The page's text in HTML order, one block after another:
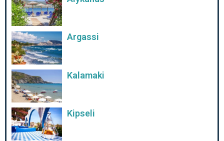
Argassi
Kalamaki
Kipseli